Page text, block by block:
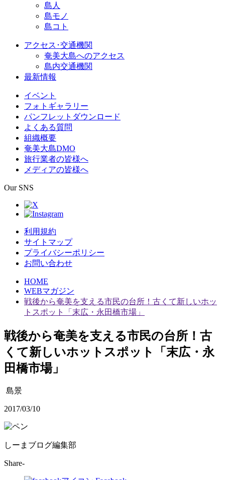
島人
島モノ
島コト
アクセス･交通機関
奄美大島へのアクセス
島内交通機関
最新情報
イベント
フォトギャラリー
パンフレットダウンロード
よくある質問
組織概要
奄美大島DMO
旅行業者の皆様へ
メディアの皆様へ
Our SNS
利用規約
サイトマップ
プライバシーポリシー
お問い合わせ
HOME
WEBマガジン
戦後から奄美を支える市民の台所！古くて新しいホッ
トスポット「末広・永田橋市場」
戦後から奄美を支える市民の台所！古
くて新しいホットスポット「末広・永
田橋市場」
島景
2017/03/10
しーまブログ編集部
Share-